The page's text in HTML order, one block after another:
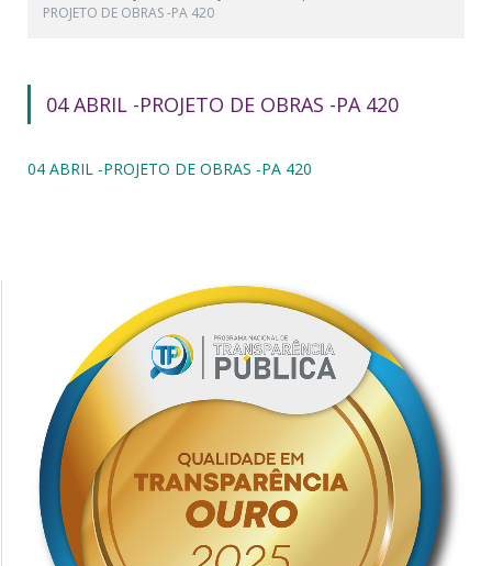
PROJETO DE OBRAS -PA 420
04 ABRIL -PROJETO DE OBRAS -PA 420
04 ABRIL -PROJETO DE OBRAS -PA 420